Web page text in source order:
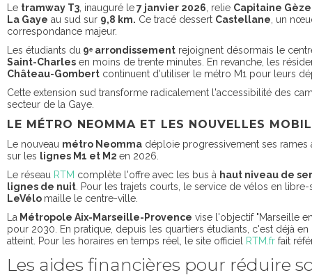
Le tramway T3 , inauguré le7 janvier 2026 , relie Capitaine Gèze
La Gaye au sud sur 9,8 km. Ce tracé dessert Castellane , un
correspondance majeur.
Les étudiants du 9ᵉ arrondissement rejoignent désormais le
Saint-Charles en moins de trente minutes. En revanche, les
Château-Gombert continuent d'utiliser le métro M1 pour leurs
Cette extension sud transforme radicalement l'accessibilité des
secteur de la Gaye.
LE MÉTRO NEOMMA ET LES NOUVELLES
Le nouveau métro Neomma déploie progressivement ses rames
sur les lignes M1 et M2 en 2026.
Le réseau RTM complète l'offre avec les bus à haut niveau de
lignes de nuit . Pour les trajets courts, le service de vélos en
LeVélo maille le centre-ville.
La Métropole Aix-Marseille-Provence vise l'objectif "Marseille
pour 2030. En pratique, depuis les quartiers étudiants, c'est déjà
atteint. Pour les horaires en temps réel, le site officiel RTM.fr fait
Les aides financières pour réduire